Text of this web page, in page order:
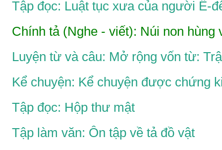
Tập đọc: Luật tục xưa của người Ê-
Chính tả (Nghe - viết): Núi non hùng
Luyện từ và câu: Mở rộng vốn từ:
Kể chuyện: Kể chuyện được chứng
Tập đọc: Hộp thư mật
Tập làm văn: Ôn tập về tả đồ vật